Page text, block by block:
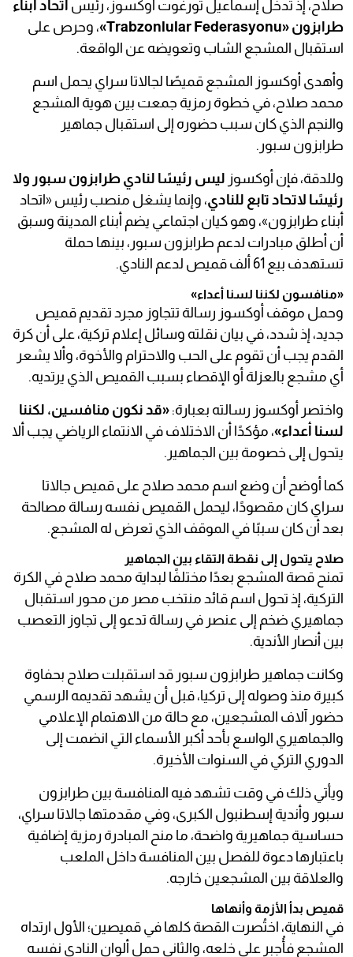
صلاح، إذ تدخل إسماعيل تورغوت أوكسوز، رئيس اتحاد أبناء
طرابزون «Trabzonlular Federasyonu»
، وحرص على
استقبال المشجع الشاب وتعويضه عن الواقعة.
وأهدى أوكسوز المشجع قميصًا لجالاتا سراي يحمل اسم
محمد صلاح، في خطوة رمزية جمعت بين هوية المشجع
والنجم الذي كان سبب حضوره إلى استقبال جماهير
طرابزون سبور.
وللدقة، فإن أوكسوز ليس رئيسًا لنادي طرابزون سبور ولا
رئيسًا لاتحاد تابع للنادي، وإنما يشغل منصب رئيس «اتحاد
أبناء طرابزون»، وهو كيان اجتماعي يضم أبناء المدينة وسبق
أن أطلق مبادرات لدعم طرابزون سبور، بينها حملة
تستهدف بيع 61 ألف قميص لدعم النادي.
«منافسون لكننا لسنا أعداء»
وحمل موقف أوكسوز رسالة تتجاوز مجرد تقديم قميص
جديد، إذ شدد، في بيان نقلته وسائل إعلام تركية، على أن كرة
القدم يجب أن تقوم على الحب والاحترام والأخوة، وألا يشعر
أي مشجع بالعزلة أو الإقصاء بسبب القميص الذي يرتديه.
واختصر أوكسوز رسالته بعبارة: «قد نكون منافسين، لكننا
لسنا أعداء»، مؤكدًا أن الاختلاف في الانتماء الرياضي يجب ألا
يتحول إلى خصومة بين الجماهير.
كما أوضح أن وضع اسم محمد صلاح على قميص جالاتا
سراي كان مقصودًا، ليحمل القميص نفسه رسالة مصالحة
بعد أن كان سببًا في الموقف الذي تعرض له المشجع.
صلاح يتحول إلى نقطة التقاء بين الجماهير
تمنح قصة المشجع بعدًا مختلفًا لبداية محمد صلاح في الكرة
التركية، إذ تحول اسم قائد منتخب مصر من محور استقبال
جماهيري ضخم إلى عنصر في رسالة تدعو إلى تجاوز التعصب
بين أنصار الأندية.
وكانت جماهير طرابزون سبور قد استقبلت صلاح بحفاوة
كبيرة منذ وصوله إلى تركيا، قبل أن يشهد تقديمه الرسمي
حضور آلاف المشجعين، مع حالة من الاهتمام الإعلامي
والجماهيري الواسع بأحد أكبر الأسماء التي انضمت إلى
الدوري التركي في السنوات الأخيرة.
ويأتي ذلك في وقت تشهد فيه المنافسة بين طرابزون
سبور وأندية إسطنبول الكبرى، وفي مقدمتها جالاتا سراي،
حساسية جماهيرية واضحة، ما منح المبادرة رمزية إضافية
باعتبارها دعوة للفصل بين المنافسة داخل الملعب
والعلاقة بين المشجعين خارجه.
قميص بدأ الأزمة وأنهاها
في النهاية، اختُصرت القصة كلها في قميصين؛ الأول ارتداه
المشجع فأُجبر على خلعه، والثاني حمل ألوان النادي نفسه